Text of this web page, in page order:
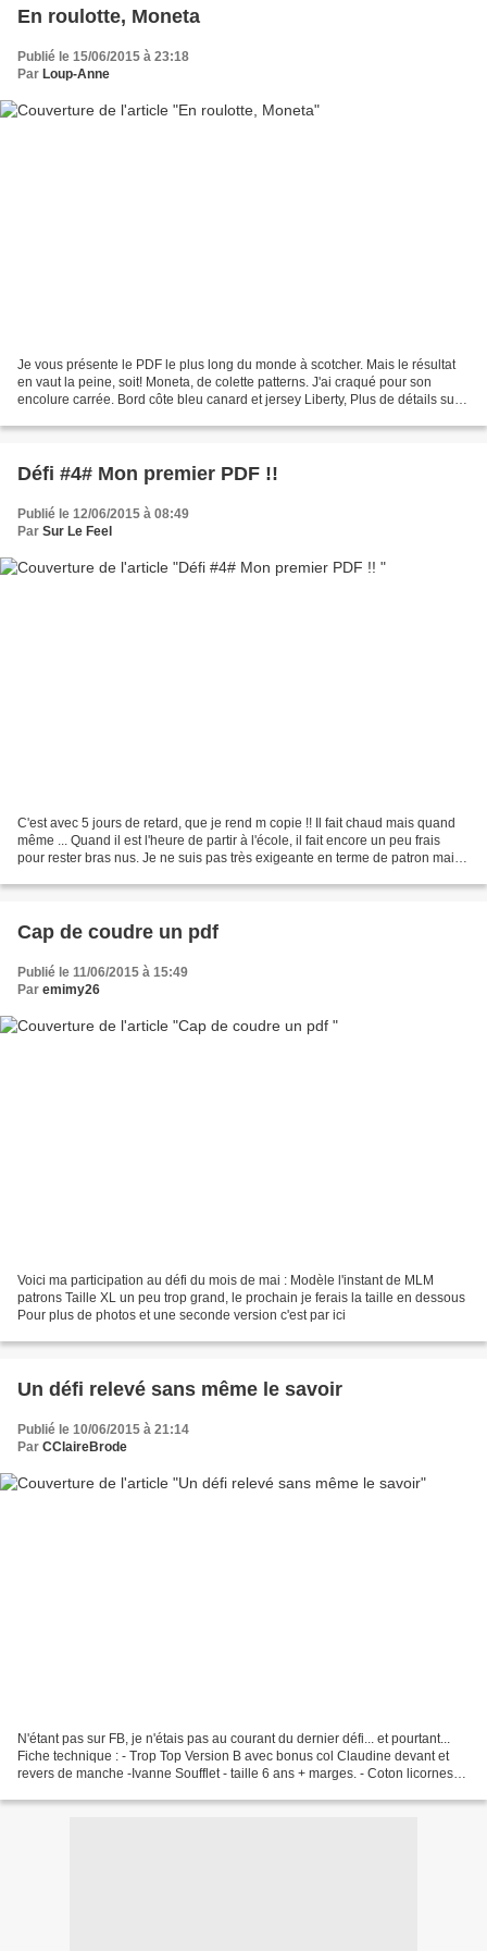
En roulotte, Moneta
Publié le 15/06/2015 à 23:18
Par Loup-Anne
Je vous présente le PDF le plus long du monde à scotcher. Mais le résultat
en vaut la peine, soit! Moneta, de colette patterns. J'ai craqué pour son
encolure carrée. Bord côte bleu canard et jersey Liberty, Plus de détails sur
Défi #4# Mon premier PDF !!
Publié le 12/06/2015 à 08:49
Par Sur Le Feel
C'est avec 5 jours de retard, que je rend m copie !! Il fait chaud mais quand
même ... Quand il est l'heure de partir à l'école, il fait encore un peu frais
pour rester bras nus. Je ne suis pas très exigeante en terme de patron mais
Cap de coudre un pdf
Publié le 11/06/2015 à 15:49
Par emimy26
Voici ma participation au défi du mois de mai : Modèle l'instant de MLM
patrons Taille XL un peu trop grand, le prochain je ferais la taille en dessous
Pour plus de photos et une seconde version c'est par ici
Un défi relevé sans même le savoir
Publié le 10/06/2015 à 21:14
Par CClaireBrode
N'étant pas sur FB, je n'étais pas au courant du dernier défi... et pourtant...
Fiche technique : - Trop Top Version B avec bonus col Claudine devant et
revers de manche -Ivanne Soufflet - taille 6 ans + marges. - Coton licornes